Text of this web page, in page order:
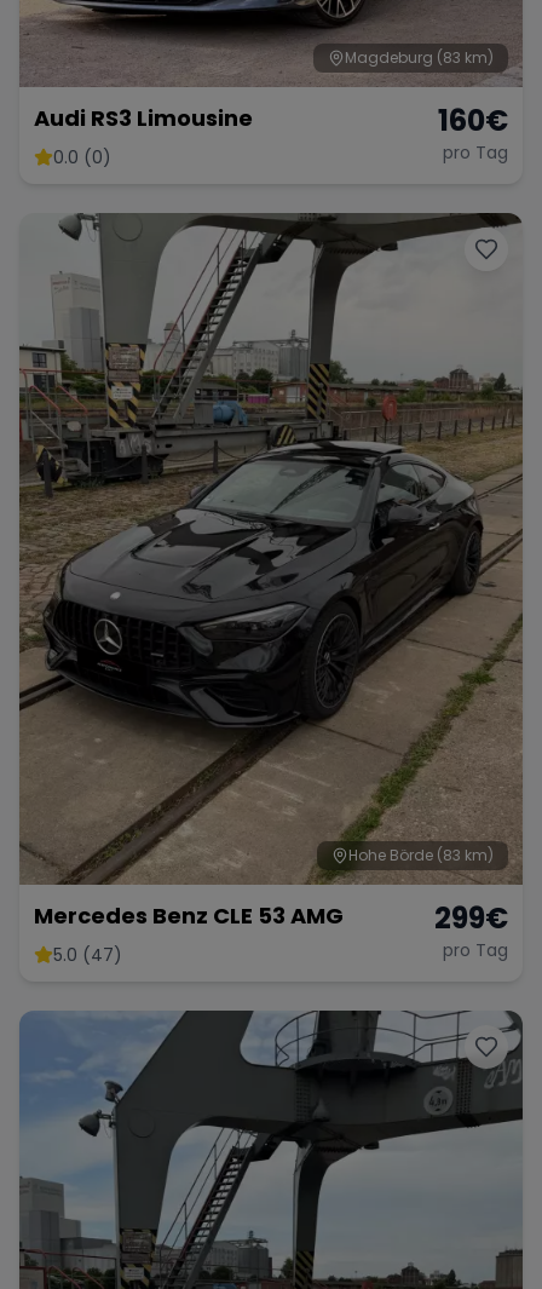
Magdeburg (83 km)
Audi RS3 Limousine
0.0 (0)
160€
pro Tag
Hohe Börde (83 km)
Mercedes Benz CLE 53 AMG
5.0 (47)
299€
pro Tag